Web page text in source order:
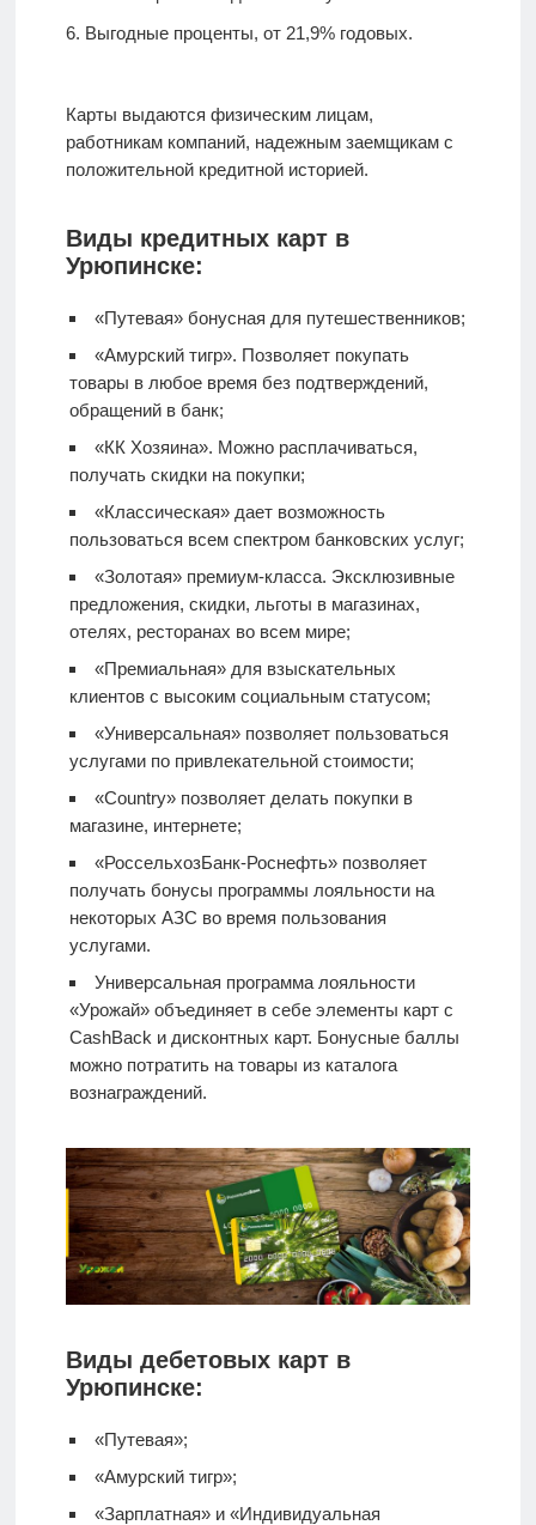
Выгодные проценты, от 21,9% годовых.
Карты выдаются физическим лицам,
работникам компаний, надежным заемщикам с
положительной кредитной историей.
Виды кредитных карт в
Урюпинске:
«Путевая» бонусная для путешественников;
«Амурский тигр». Позволяет покупать
товары в любое время без подтверждений,
обращений в банк;
«КК Хозяина». Можно расплачиваться,
получать скидки на покупки;
«Классическая» дает возможность
пользоваться всем спектром банковских услуг;
«Золотая» премиум-класса. Эксклюзивные
предложения, скидки, льготы в магазинах,
отелях, ресторанах во всем мире;
«Премиальная» для взыскательных
клиентов с высоким социальным статусом;
«Универсальная» позволяет пользоваться
услугами по привлекательной стоимости;
«Country» позволяет делать покупки в
магазине, интернете;
«РоссельхозБанк-Роснефть» позволяет
получать бонусы программы лояльности на
некоторых АЗС во время пользования
услугами.
Универсальная программа лояльности
«Урожай» объединяет в себе элементы карт с
CashBack и дисконтных карт. Бонусные баллы
можно потратить на товары из каталога
вознаграждений.
Виды дебетовых карт в
Урюпинске:
«Путевая»;
«Амурский тигр»;
«Зарплатная» и «Индивидуальная